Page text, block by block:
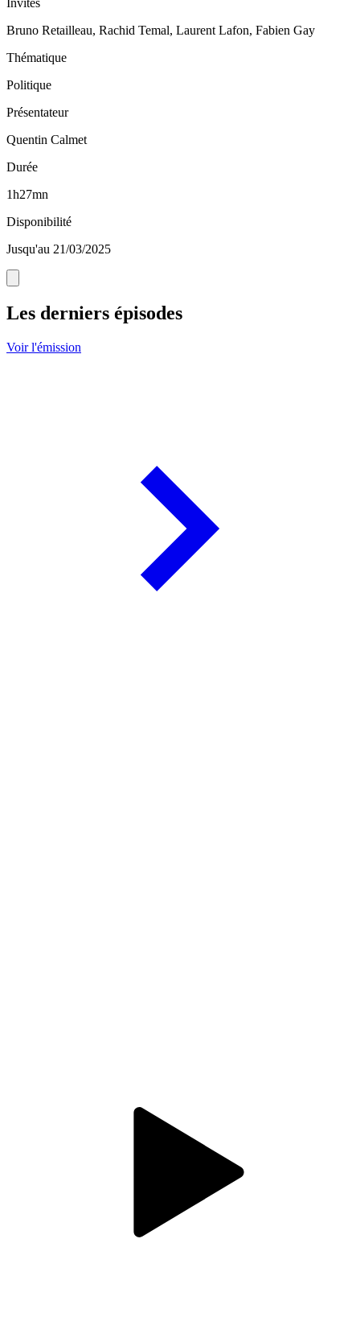
Invités
Bruno Retailleau, Rachid Temal, Laurent Lafon, Fabien Gay
Thématique
Politique
Présentateur
Quentin Calmet
Durée
1h27mn
Disponibilité
Jusqu'au 21/03/2025
Les derniers épisodes
Voir l'émission